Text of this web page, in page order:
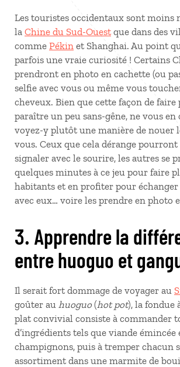
Les touristes occidentaux sont moins
la Chine du Sud-Ouest que dans des
comme Pékin et Shanghai. Au point
parfois une vraie curiosité ! Certains
prendront en photo en cachette (ou
selfie avec vous ou même vous
cheveux. Bien que cette façon de faire
paraître un peu sans-gêne, ne vous en
voyez-y plutôt une manière de nouer
vous. Ceux que cela dérange
signaler avec le sourire, les autres se
quelques minutes à ce jeu pour faire
habitants et en profiter pour
avec eux… voire les prendre en photo
3. Apprendre la différence
entre huoguo et
Il serait fort dommage de voyager au
goûter au huoguo(hot pot), la fondue
plat convivial consiste à commander
d’ingrédients tels que viande émincée
champignons, puis à tremper chacun
assortiment dans une marmite de